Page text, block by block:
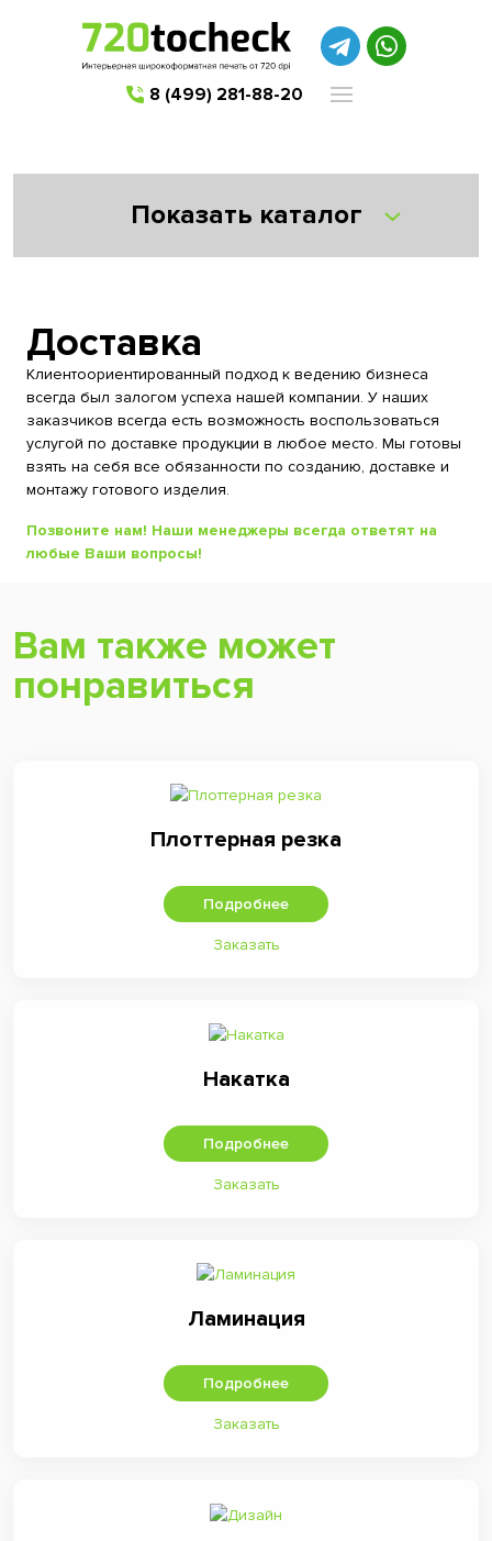
8 (499) 281-88-20
Показать каталог
Доставка
Клиентоориентированный подход к ведению бизнеса
всегда был залогом успеха нашей компании. У наших
заказчиков всегда есть возможность воспользоваться
услугой по доставке продукции в любое место. Мы готовы
взять на себя все обязанности по созданию, доставке и
монтажу готового изделия.
Позвоните нам! Наши менеджеры всегда ответят на
любые Ваши вопросы!
Вам также может
понравиться
Плоттерная резка
Подробнее
Заказать
Накатка
Подробнее
Заказать
Ламинация
Подробнее
Заказать